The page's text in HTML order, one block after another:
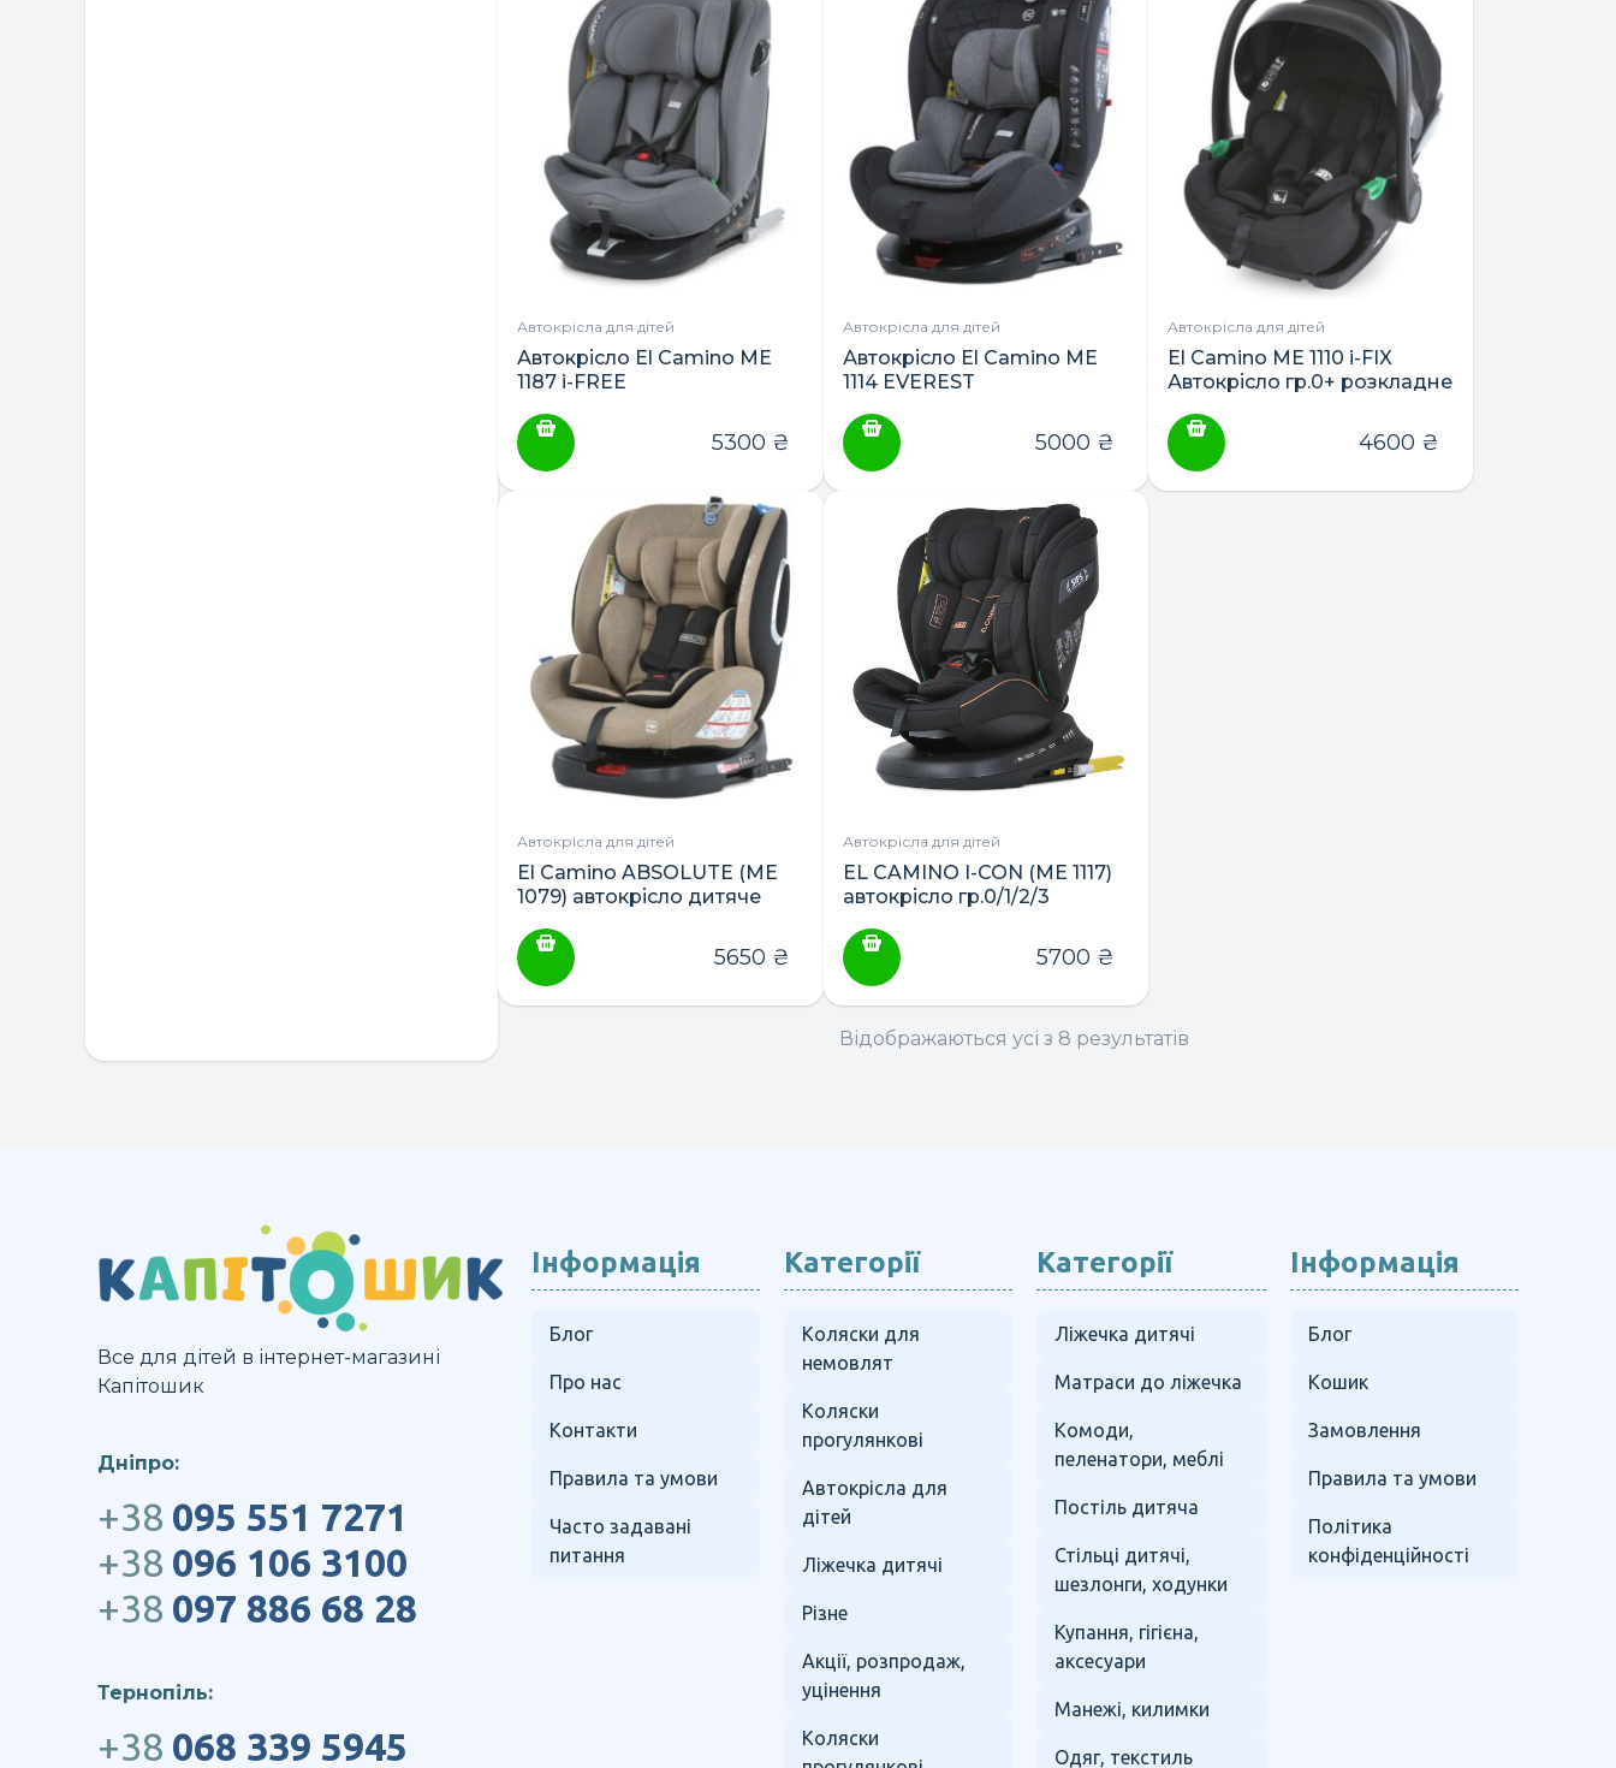
ПОШУК ТОВАРІВ:
Автокрісла для дітей
Автокрісло El Camino ME
1187 i-FREE
5300 ₴
Автокрісла для дітей
Автокрісло El Camino ME
1114 EVEREST
5000 ₴
Автокрісла для дітей
El Camino ME 1110 i-FIX
Автокрісло гр.0+ розкладне
4600 ₴
Автокрісла для дітей
El Camino ABSOLUTE (ME
1079) автокрісло дитяче
5650 ₴
Автокрісла для дітей
EL CAMINO I-CON (ME 1117)
автокрісло гр.0/1/2/3
5700 ₴
Відображаються усі з 8 результатів
Все для дітей в інтернет-магазині
Капітошик
Дніпро:
+38 095 551 7271
+38 096 106 3100
+38 097 886 68 28
Тернопіль:
+38 068 339 5945
Інформація
Блог
Про нас
Контакти
Правила та умови
Часто задавані
питання
Категорії
Коляски для
немовлят
Коляски
прогулянкові
Автокрісла для
дітей
Ліжечка дитячі
Різне
Акції, розпродаж,
уцінення
Коляски
Категорії
Ліжечка дитячі
Матраси до ліжечка
Комоди,
пеленатори, меблі
Постіль дитяча
Стільці дитячі,
шезлонги, ходунки
Купання, гігієна,
аксесуари
Манежі, килимки
Одяг, текстиль
Інформація
Блог
Кошик
Замовлення
Правила та умови
Політика
конфіденційності